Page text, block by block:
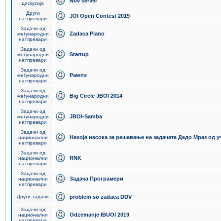
дискусија
Други
натпревари
JOI Open Contest 2019
Задачи од
меѓународни
натпревари
Zadaca Piano
Задачи од
меѓународни
натпревари
Startup
Задачи од
меѓународни
натпревари
Pawns
Задачи од
меѓународни
натпревари
Big Circle JBOI 2014
Задачи од
меѓународни
натпревари
JBOI-Samba
Задачи од
национални
натпревари
Некоја насока за решавање на задачата Дедо Мраз од
Задачи од
национални
натпревари
RNK
Задачи од
национални
натпревари
Задача Програмери
Други задачи problem so zadaca DDV
Задачи од
национални
Odzemanje IBUOI 2019